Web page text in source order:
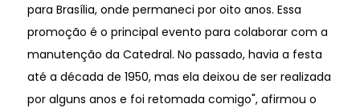
para Brasília, onde permaneci por oito anos. Essa
promoção é o principal evento para colaborar com a
manutenção da Catedral. No passado, havia a festa
até a década de 1950, mas ela deixou de ser realizada
por alguns anos e foi retomada comigo", afirmou o